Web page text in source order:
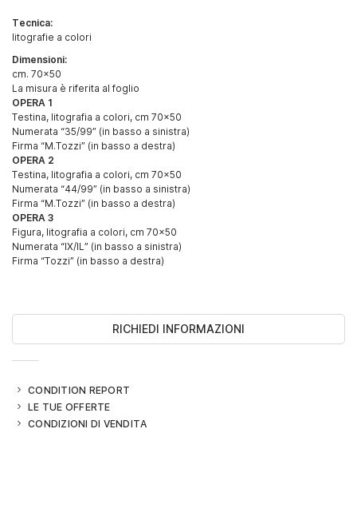
Tecnica:
litografie a colori
Dimensioni:
cm. 70x50
La misura è riferita al foglio
OPERA 1
Testina, litografia a colori, cm 70x50
Numerata “35/99” (in basso a sinistra)
Firma “M.Tozzi” (in basso a destra)
OPERA 2
Testina, litografia a colori, cm 70x50
Numerata “44/99” (in basso a sinistra)
Firma “M.Tozzi” (in basso a destra)
OPERA 3
Figura, litografia a colori, cm 70x50
Numerata “IX/IL” (in basso a sinistra)
Firma “Tozzi” (in basso a destra)
RICHIEDI INFORMAZIONI
CONDITION REPORT
LE TUE OFFERTE
CONDIZIONI DI VENDITA